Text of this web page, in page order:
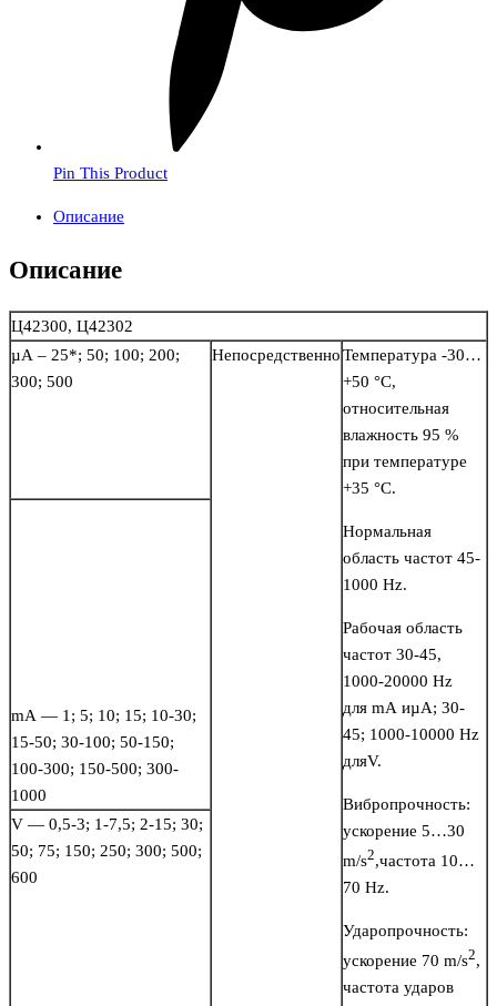
Pin This Product
Описание
Описание
Ц42300, Ц42302
µA – 25*; 50; 100; 200;
300; 500
НепосредственноТемпература -30…
+50 °С,
относительная
влажность 95 %
при температуре
+35 °С.
Нормальная
область частот 45-
1000 Hz.
Рабочая область
частот 30-45,
1000-20000 Hz
для mA иµA; 30-
45; 1000-10000 Hz
дляV.
Вибропрочность:
ускорение 5…30
m/s2,частота 10…
70 Hz.
Ударопрочность:
ускорение 70 m/s2,
частота ударов
mА — 1; 5; 10; 15; 10-30;
15-50; 30-100; 50-150;
100-300; 150-500; 300-
1000
V — 0,5-3; 1-7,5; 2-15; 30;
50; 75; 150; 250; 300; 500;
600